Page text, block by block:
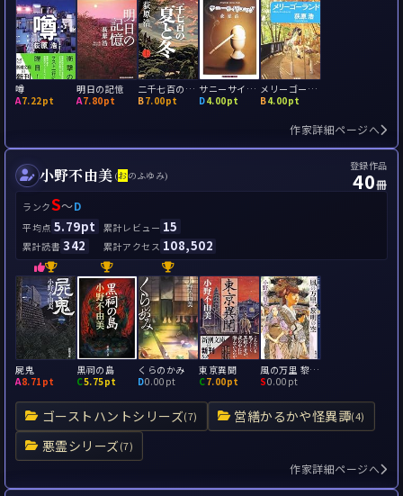
噂
A7.22pt
明日の記憶
A7.80pt
二千七百の夏と冬
B7.00pt
サニーサイド・エッグ
D4.00pt
メリーゴーランド
B4.00pt
作家詳細ページへ
小野不由美 (おのふゆみ)
登録作品
40冊
ランクS～D
平均点 5.79pt 累計レビュー 15
累計読書 342 累計アクセス 108,502
ゴーストハントシリーズ(7) 営繕かるかや怪異譚(4)
悪霊シリーズ(7)
屍鬼
A8.71pt
黒祠の島
C5.75pt
くらのかみ
D0.00pt
東亰異聞
C7.00pt
風の万里 黎明の空 十二国記
S0.00pt
作家詳細ページへ